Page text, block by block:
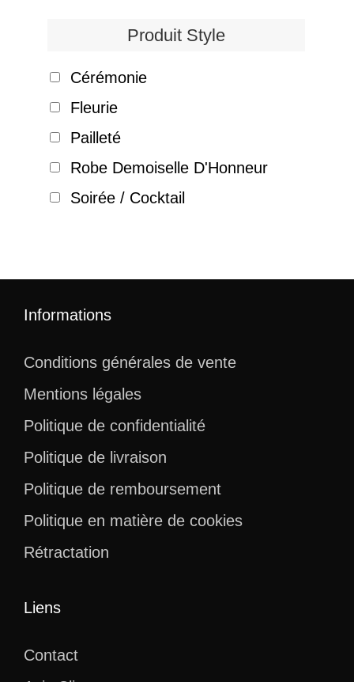
Produit Style
Cérémonie
Fleurie
Pailleté
Robe Demoiselle D'Honneur
Soirée / Cocktail
Informations
Conditions générales de vente
Mentions légales
Politique de confidentialité
Politique de livraison
Politique de remboursement
Politique en matière de cookies
Rétractation
Liens
Contact